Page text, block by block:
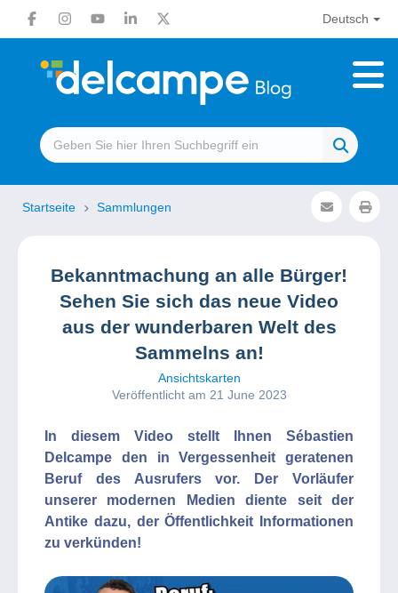
Deutsch
Startseite Sammlungen
Bekanntmachung an alle Bürger!
Sehen Sie sich das neue Video
aus der wunderbaren Welt des
Sammelns an!
Ansichtskarten
Veröffentlicht am 21 June 2023
In diesem Video stellt Ihnen Sébastien
Delcampe den in Vergessenheit geratenen
Beruf des Ausrufers vor. Der Vorläufer
unserer modernen Medien diente seit der
Antike dazu, der Öffentlichkeit Informationen
zu verkünden!